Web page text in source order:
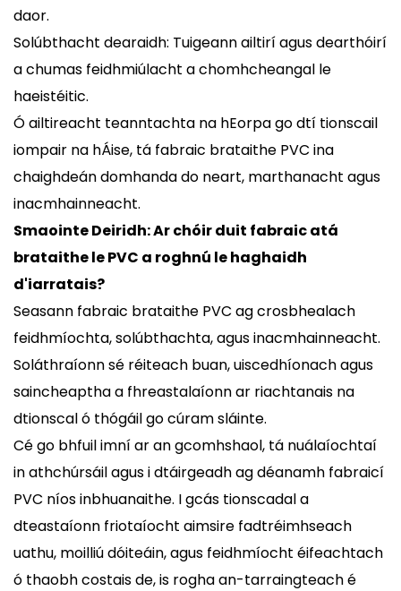
daor.
Solúbthacht dearaidh: Tuigeann ailtirí agus dearthóirí
a chumas feidhmiúlacht a chomhcheangal le
haeistéitic.
Ó ailtireacht teanntachta na hEorpa go dtí tionscail
iompair na hÁise, tá fabraic brataithe PVC ina
chaighdeán domhanda do neart, marthanacht agus
inacmhainneacht.
Smaointe Deiridh: Ar chóir duit fabraic atá
brataithe le PVC a roghnú le haghaidh
d'iarratais?
Seasann fabraic brataithe PVC ag crosbhealach
feidhmíochta, solúbthachta, agus inacmhainneacht.
Soláthraíonn sé réiteach buan, uiscedhíonach agus
saincheaptha a fhreastalaíonn ar riachtanais na
dtionscal ó thógáil go cúram sláinte.
Cé go bhfuil imní ar an gcomhshaol, tá nuálaíochtaí
in athchúrsáil agus i dtáirgeadh ag déanamh fabraicí
PVC níos inbhuanaithe. I gcás tionscadal a
dteastaíonn friotaíocht aimsire fadtréimhseach
uathu, moilliú dóiteáin, agus feidhmíocht éifeachtach
ó thaobh costais de, is rogha an-tarraingteach é